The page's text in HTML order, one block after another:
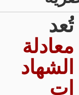
تُعد
معادلة
الشهاد
ات